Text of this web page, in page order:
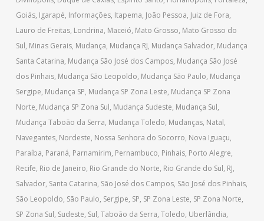
Goiás, Igarapé, Informações, Itapema, João Pessoa, Juiz de Fora,
Lauro de Freitas, Londrina, Maceió, Mato Grosso, Mato Grosso do
Sul, Minas Gerais, Mudança, Mudança RJ, Mudança Salvador, Mudança
Santa Catarina, Mudança São José dos Campos, Mudança São José
dos Pinhais, Mudança São Leopoldo, Mudança São Paulo, Mudança
Sergipe, Mudança SP, Mudança SP Zona Leste, Mudança SP Zona
Norte, Mudança SP Zona Sul, Mudança Sudeste, Mudança Sul,
Mudança Taboão da Serra, Mudança Toledo, Mudanças, Natal,
Navegantes, Nordeste, Nossa Senhora do Socorro, Nova Iguaçu,
Paraíba, Paraná, Parnamirim, Pernambuco, Pinhais, Porto Alegre,
Recife, Rio de Janeiro, Rio Grande do Norte, Rio Grande do Sul, RJ,
Salvador, Santa Catarina, São José dos Campos, São José dos Pinhais,
São Leopoldo, São Paulo, Sergipe, SP, SP Zona Leste, SP Zona Norte,
SP Zona Sul, Sudeste, Sul, Taboão da Serra, Toledo, Uberlândia,